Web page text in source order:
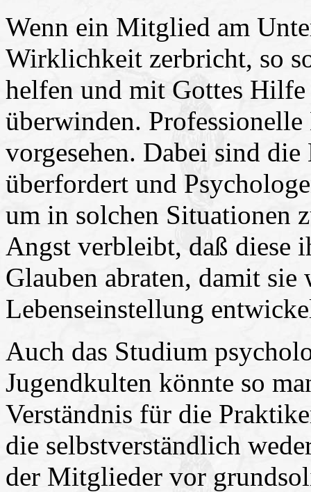
Wenn ein Mitglied am
Wirklichkeit zerbricht, so
helfen und mit Gottes
überwinden.
vorgesehen. Dabei sind
überfordert und
um in solchen Situationen
Angst verbleibt, daß diese
Glauben abraten, damit sie
Lebenseinstellung
Auch das Studium
Jugendkulten könnte so
Verständnis für die
die selbstverständlich
der Mitglieder vor